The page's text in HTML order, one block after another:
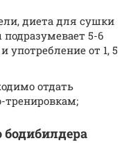
диета для сушки
5-6
от 1, 5
отдать
тренировкам;